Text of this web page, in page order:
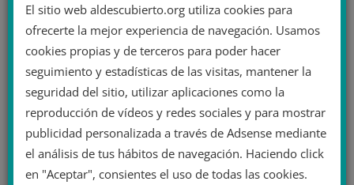
El sitio web aldescubierto.org utiliza cookies para
ofrecerte la mejor experiencia de navegación. Usamos
cookies propias y de terceros para poder hacer
seguimiento y estadísticas de las visitas, mantener la
seguridad del sitio, utilizar aplicaciones como la
reproducción de vídeos y redes sociales y para mostrar
publicidad personalizada a través de Adsense mediante
el análisis de tus hábitos de navegación. Haciendo click
en "Aceptar", consientes el uso de todas las cookies.